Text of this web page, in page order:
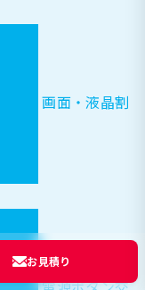
画面・液晶割
お見積り